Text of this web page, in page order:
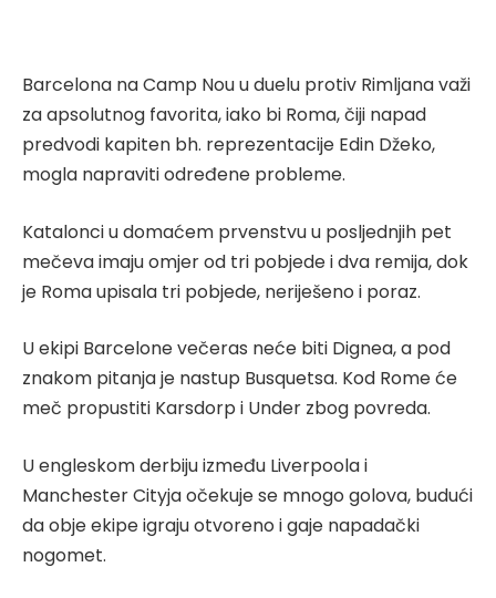
Barcelona na Camp Nou u duelu protiv Rimljana važi
za apsolutnog favorita, iako bi Roma, čiji napad
predvodi kapiten bh. reprezentacije Edin Džeko,
mogla napraviti određene probleme.
Katalonci u domaćem prvenstvu u posljednjih pet
mečeva imaju omjer od tri pobjede i dva remija, dok
je Roma upisala tri pobjede, neriješeno i poraz.
U ekipi Barcelone večeras neće biti Dignea, a pod
znakom pitanja je nastup Busquetsa. Kod Rome će
meč propustiti Karsdorp i Under zbog povreda.
U engleskom derbiju između Liverpoola i
Manchester Cityja očekuje se mnogo golova, budući
da obje ekipe igraju otvoreno i gaje napadački
nogomet.